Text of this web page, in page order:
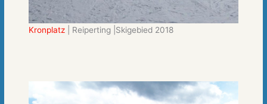
Kronplatz | Reiperting |Skigebied 2018